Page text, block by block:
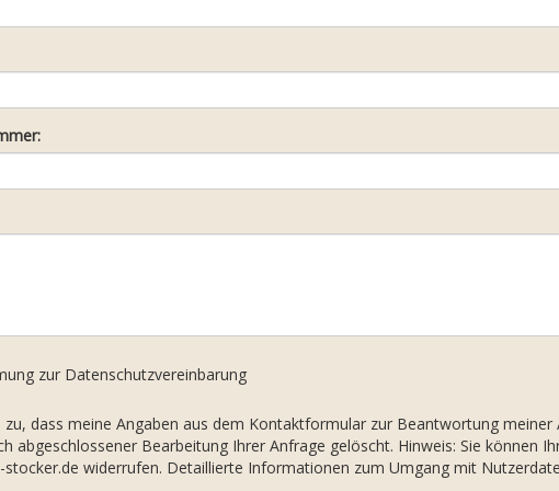
zur Datenschutzvereinbarung
zu, dass meine Angaben aus dem Kontaktformular zur Beantwortung
abgeschlossener Bearbeitung Ihrer Anfrage gelöscht. Hinweis: Sie können
widerrufen. Detaillierte Informationen zum Umgang mit